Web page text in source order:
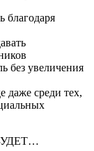
благодаря
без увеличения
даже среди тех,